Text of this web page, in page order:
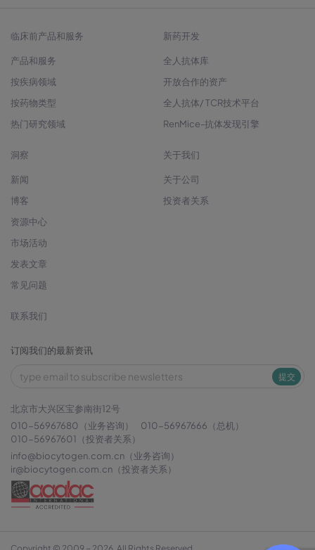
临床前产品和服务
产品和服务
按疾病领域
按药物类型
热门研究领域
新药开发
全人抗体库
开放合作的资产
全人抗体/ TCR技术平台
RenMice-抗体发现引擎
洞察
新闻
博客
资源中心
市场活动
发表文章
常见问题
关于我们
关于公司
投资者关系
联系我们
订阅我们的最新资讯
提交
北京市大兴区宝参南街12号
010-56967680（业务咨询）
010-56967666（总机）
010-56967601（投资者关系）
info@biocytogen.com.cn （业务咨询）
ir@biocytogen.com.cn （投资者关系）